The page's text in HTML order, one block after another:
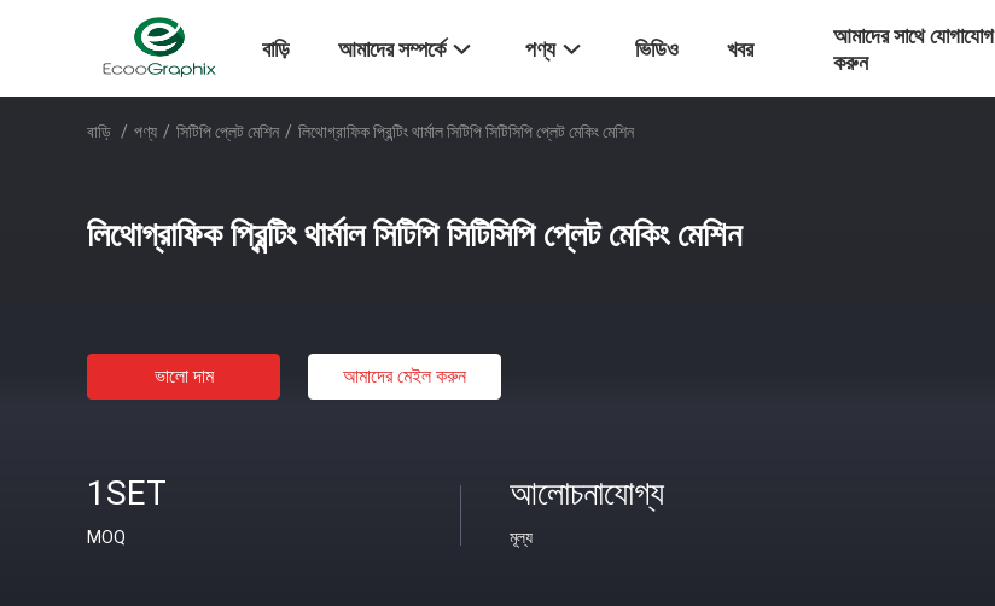
বাড়ি আমাদের সম্পর্কে পণ্য ভিডিও খবর
আমাদের সাথে যোগাযোগ
করুন
বাড়ি / পণ্য / সিটিপি প্লেট মেশিন / লিথোগ্রাফিক প্রিন্টিং থার্মাল সিটিপি সিটিসিপি প্লেট মেকিং মেশিন
লিথোগ্রাফিক প্রিন্টিং থার্মাল সিটিপি সিটিসিপি প্লেট মেকিং মেশিন
ভালো দাম আমাদের মেইল ​​করুন
1SET
MOQ
আলোচনাযোগ্য
মূল্য